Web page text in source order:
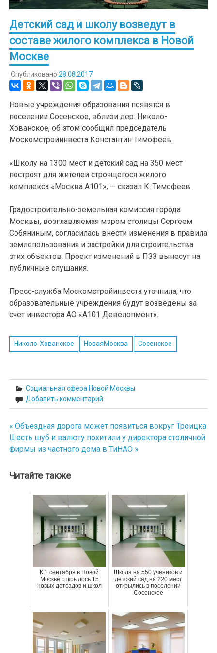
Детский сад и школу возведут в
составе жилого комплекса в Новой
Москве
Опубликовано 28.08.2017
Новые учреждения образования появятся в
поселении Сосенское, вблизи дер. Николо-
Хованское, об этом сообщил председатель
Москомстройинвеста Константин Тимофеев.
«Школу на 1300 мест и детский сад на 350 мест
построят для жителей строящегося жилого
комплекса «Москва А101», — сказал К. Тимофеев.
Градостроительно-земельная комиссия города
Москвы, возглавляемая мэром столицы Сергеем
Собяниным, согласилась внести изменения в правила
землепользования и застройки для строительства
этих объектов. Проект изменений в ПЗЗ вынесут на
публичные слушания.
Пресс-служба Москомстройинвеста уточнила, что
образовательные учреждения будут возведены за
счет инвестора АО «А101 Девелопмент».
Николо-Хованское НоваяМосква Сосенское
Социальная сфера Новой Москвы
Добавить комментарий
Навигация
по
« Объездная дорога может появиться вокруг Троицка
Шесть шуб и валюту похитили у директора столичной
фирмы из частного дома в ТиНАО »
Читайте также
К 1 сентября в Новой
Москве открылось 15
новых детсадов и школ
Школа на 550 учеников и
детский сад на 220 мест
открылись в поселении
Сосенское